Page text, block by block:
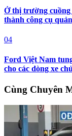
Ở thị trường cuồng
thành công cụ
04
Ford Việt Nam
cho các dòng xe
Cùng Chuyên